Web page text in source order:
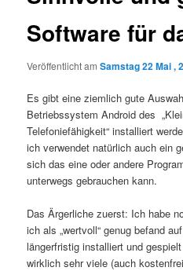
Software für
Veröffentlicht amSamstag 22 Mai ,
Es gibt eine ziemlich gute
Betriebssystem Android des
Telefoniefähigkeit“ installiert
ich verwendet natürlich auch ein
sich das eine oder andere
unterwegs gebrauchen kann.
Das Ärgerliche zuerst: Ich habe
ich als „wertvoll“ genug befand
längerfristig installiert und
wirklich sehr viele (auch